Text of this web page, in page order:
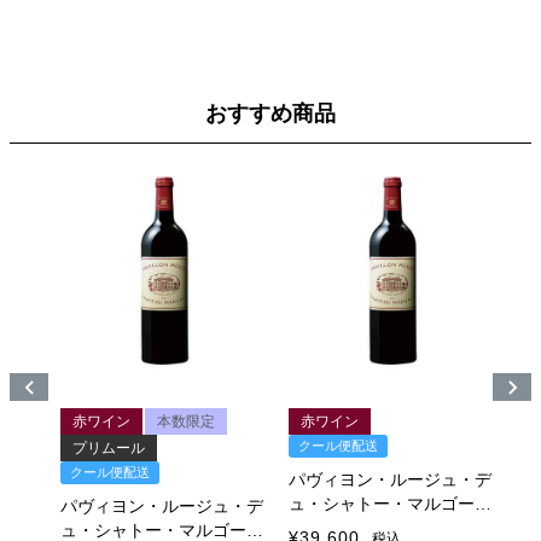
おすすめ商品
赤ワイン
本数限定
プリムール
クール便配送
パヴィヨン・ルージュ・デ
ュ・シャトー・マルゴー
赤ワイン
クール便配送
パヴィヨン・ルージュ・デ
ュ・シャトー・マルゴー
2016